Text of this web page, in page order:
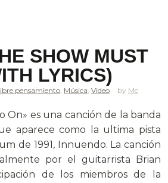
SHOW MUST
LYRICS)
pensamiento, Música, Video
Mc
On» es una canción de la banda
aparece como la ultima pista
de 1991, Innuendo. La canción
por el guitarrista Brian
de los miembros de la